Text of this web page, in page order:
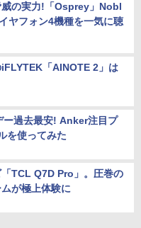
威の実力!「Osprey」Nobl
ヤフォン4機種を一気に聴
「AINOTE 2」は
過去最安! Anker注目プ
を使ってみた
TCL Q7D Pro」。圧巻の
が極上体験に